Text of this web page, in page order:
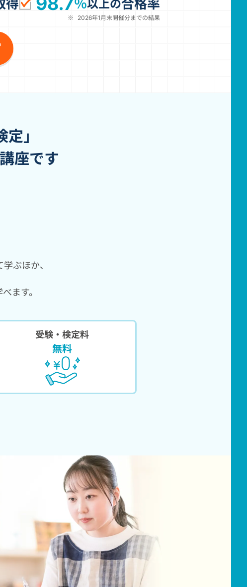
得 ％以上の合格率
※ 2026年1月末開催分までの結果
定」
座です
ぶほか、
ます。
受験・検定料
無料